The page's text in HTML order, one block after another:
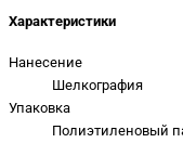
Характеристики
Нанесение
Шелкография
Упаковка
Полиэтиленовый